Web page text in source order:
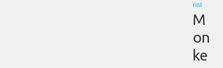
rist
M
on
ke